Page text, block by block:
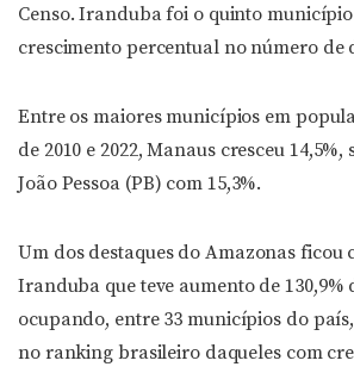
Censo. Iranduba foi o quinto
crescimento percentual no número de
Entre os maiores municípios em
de 2010 e 2022, Manaus cresceu
João Pessoa (PB) com 15,3%.
Um dos destaques do Amazonas ficou
Iranduba que teve aumento de 130,9%
ocupando, entre 33 municípios do
no ranking brasileiro daqueles com